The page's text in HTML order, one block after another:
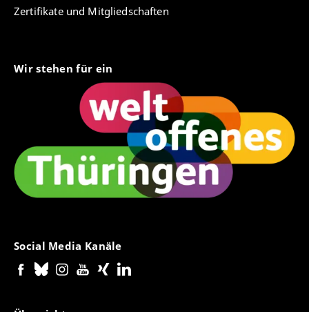
Zertifikate und Mitgliedschaften
Wir stehen für ein
Social Media Kanäle